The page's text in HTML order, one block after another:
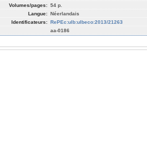
Volumes/pages: 54 p.
Langue: Néerlandais
Identificateurs: RePEc:ulb:ulbeco:2013/21263
aa-0186